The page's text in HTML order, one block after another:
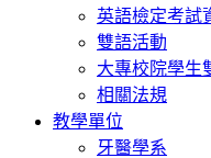
英語檢定考試
雙語活動
大專校院學生
相關法規
教學單位
牙醫學系